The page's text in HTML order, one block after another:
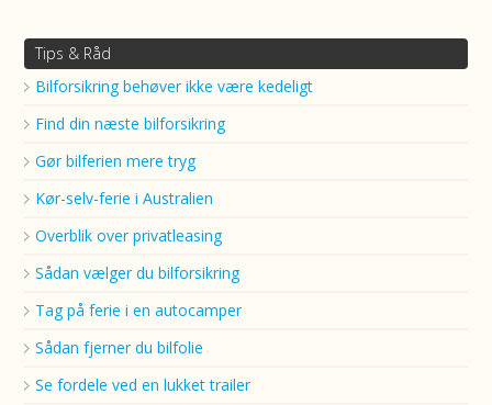
Tips & Råd
Bilforsikring behøver ikke være kedeligt
Find din næste bilforsikring
Gør bilferien mere tryg
Kør-selv-ferie i Australien
Overblik over privatleasing
Sådan vælger du bilforsikring
Tag på ferie i en autocamper
Sådan fjerner du bilfolie
Se fordele ved en lukket trailer